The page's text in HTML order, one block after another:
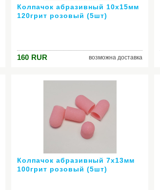
Колпачок абразивный 10х15мм
120грит розовый (5шт)
160 RUR возможна доставка
Колпачок абразивный 7х13мм
100грит розовый (5шт)